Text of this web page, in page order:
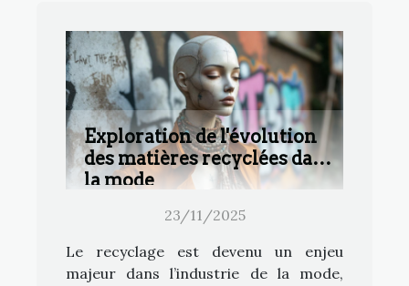
Exploration de l'évolution
des matières recyclées dans
la mode
23/11/2025
Le recyclage est devenu un enjeu
majeur dans l’industrie de la mode,